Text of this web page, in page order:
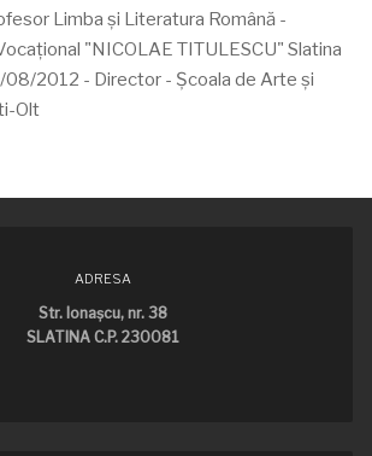
Limba și Literatura Română -
"NICOLAE TITULESCU" Slatina
08/2012 - Director - Școala de Arte și
Olt
ADRESA
Str. Ionaşcu, nr. 38
SLATINA C.P. 230081